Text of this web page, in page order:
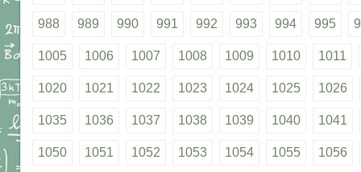
988 989 990 991 992 993 994 995
1005 1006 1007 1008 1009 1010 1011
1020 1021 1022 1023 1024 1025 1026
1035 1036 1037 1038 1039 1040 1041
1050 1051 1052 1053 1054 1055 1056